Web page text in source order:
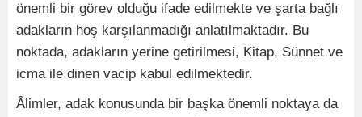
önemli bir görev olduğu ifade edilmekte ve şarta bağlı
adakların hoş karşılanmadığı anlatılmaktadır. Bu
noktada, adakların yerine getirilmesi, Kitap, Sünnet ve
icma ile dinen vacip kabul edilmektedir.
Âlimler, adak konusunda bir başka önemli noktaya da